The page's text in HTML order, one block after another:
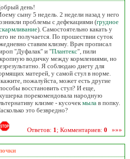
день!
сыну 5 недель. 2 недели назад у него
проблемы с дефекациями (грудное
). Самостоятельно какать у
не получается. По прошествии суток
ставим клизму. Врач прописал
"Дуфалак" и "Плантекс", пили
водичку между кормлениями, но
Я соблюдаю диету для
матерей, у самой стул в норме.
пожалуйста, может есть другие
восстановить стул? И еще,
порекомендовала народную
клизме - кусочекмыла в попку.
это безвредно?
Ответов: 1; Комментариев: 0 »»»